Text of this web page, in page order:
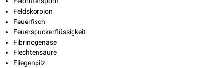
Feldskorpion
Feuerfisch
Feuerspuckerflüssigkeit
Fibrinogenase
Flechtensäure
Fliegenpilz